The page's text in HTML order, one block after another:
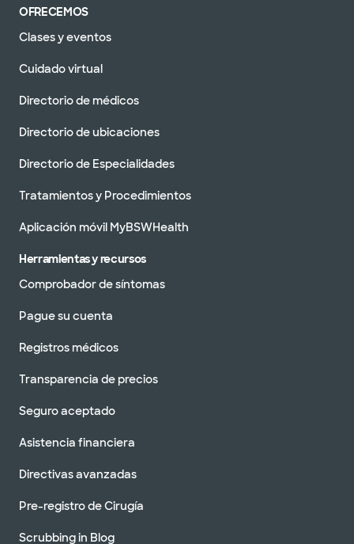
OFRECEMOS
Clases y eventos
Cuidado virtual
Directorio de médicos
Directorio de ubicaciones
Directorio de Especialidades
Tratamientos y Procedimientos
Aplicación móvil MyBSWHealth
Herramientas y recursos
Comprobador de síntomas
Pague su cuenta
Registros médicos
Transparencia de precios
Seguro aceptado
Asistencia financiera
Directivas avanzadas
Pre-registro de Cirugía
Scrubbing in Blog